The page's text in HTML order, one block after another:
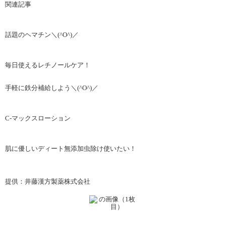
関連記事
話題のヘマチン＼(^O^)／
毎日使えるレチノールケア！
手軽に鉄分補給しよう＼(^O^)／
C-マックスローション
肌に優しいディート無添加虫除け使いたい！
提供：井藤漢方製薬株式会社